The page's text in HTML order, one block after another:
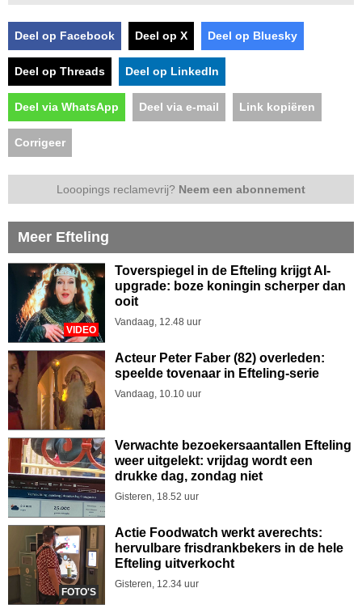
Deel op Facebook Deel op X Deel op Bluesky
Deel op Threads Deel op LinkedIn
Deel via WhatsApp Deel via e-mail Link kopiëren
Corrigeer
Looopings reclamevrij? Neem een abonnement
Meer Efteling
VIDEO
Toverspiegel in de Efteling krijgt AI-
upgrade: boze koningin scherper dan
ooit
Vandaag, 12.48 uur
Acteur Peter Faber (82) overleden:
speelde tovenaar in Efteling-serie
Vandaag, 10.10 uur
Verwachte bezoekersaantallen Efteling
weer uitgelekt: vrijdag wordt een
drukke dag, zondag niet
Gisteren, 18.52 uur
FOTO'S
Actie Foodwatch werkt averechts:
hervulbare frisdrankbekers in de hele
Efteling uitverkocht
Gisteren, 12.34 uur